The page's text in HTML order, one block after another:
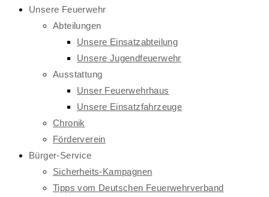
Unsere Feuerwehr
Abteilungen
Unsere Einsatzabteilung
Unsere Jugendfeuerwehr
Ausstattung
Unser Feuerwehrhaus
Unsere Einsatzfahrzeuge
Chronik
Förderverein
Bürger-Service
Sicherheits-Kampagnen
Tipps vom Deutschen Feuerwehrverband